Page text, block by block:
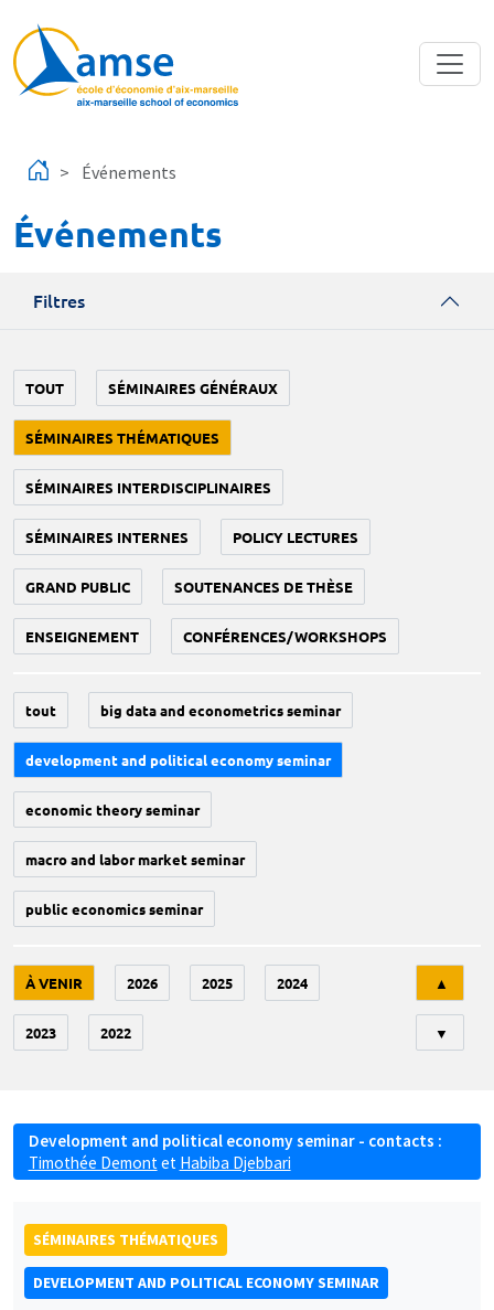
Événements
Événements
Filtres
TOUT SÉMINAIRES GÉNÉRAUX
SÉMINAIRES THÉMATIQUES
SÉMINAIRES INTERDISCIPLINAIRES
SÉMINAIRES INTERNES POLICY LECTURES
GRAND PUBLIC SOUTENANCES DE THÈSE
ENSEIGNEMENT CONFÉRENCES/WORKSHOPS
tout big data and econometrics seminar
development and political economy seminar
economic theory seminar
macro and labor market seminar
public economics seminar
À VENIR 2026 2025 2024
2023 2022
▲
▼
Development and political economy seminar - contacts :
Timothée Demont et Habiba Djebbari
SÉMINAIRES THÉMATIQUES
DEVELOPMENT AND POLITICAL ECONOMY SEMINAR